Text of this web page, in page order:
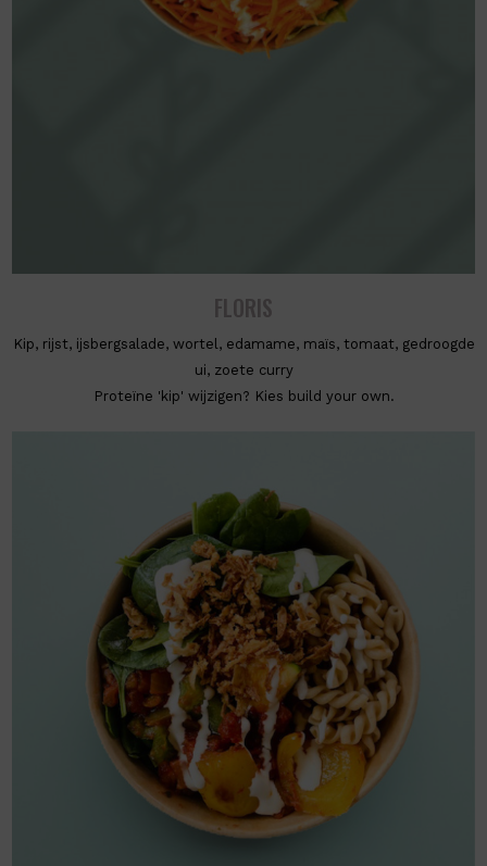
FLORIS
Kip, rijst, ijsbergsalade, wortel, edamame, maïs, tomaat, gedroogde
ui, zoete curry
Proteïne 'kip' wijzigen? Kies build your own.